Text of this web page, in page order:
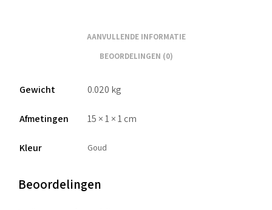
AANVULLENDE INFORMATIE
BEOORDELINGEN (0)
Gewicht 0.020 kg
Afmetingen 15 × 1 × 1 cm
Kleur Goud
Beoordelingen